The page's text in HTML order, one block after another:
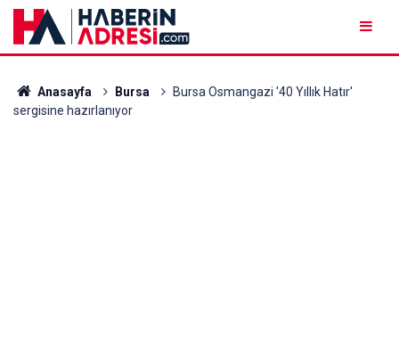
Anasayfa Bursa
Bursa Osmangazi '40 Yıllık Hatır'
sergisine hazırlanıyor